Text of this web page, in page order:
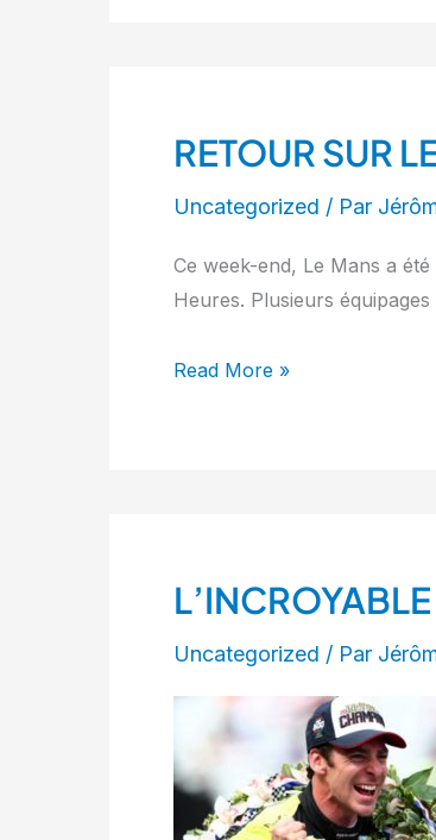
RETOUR SUR
Uncategorized / Par
Ce week-end, Le Mans a
Heures. Plusieurs
RETOUR
LES
Read More »
Uncategorized / Par
L’INCROYABLE
DE
SIMON
PAGENAUD